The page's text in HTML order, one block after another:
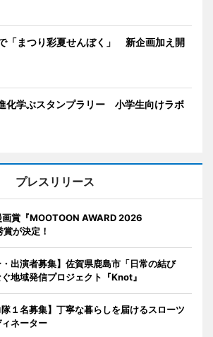
「まつり彩夏せんぼく」 新企画加え開
化学ぶスタンプラリー 小学生向けラボ
プレスリリース
賞『MOOTOON AWARD 2026
が決定！
・出演者募集】佐賀県鹿島市「日常の結び
地域発信プロジェクト『Knot』
隊１名募集】丁寧な暮らしを届けるスローツ
ネーター